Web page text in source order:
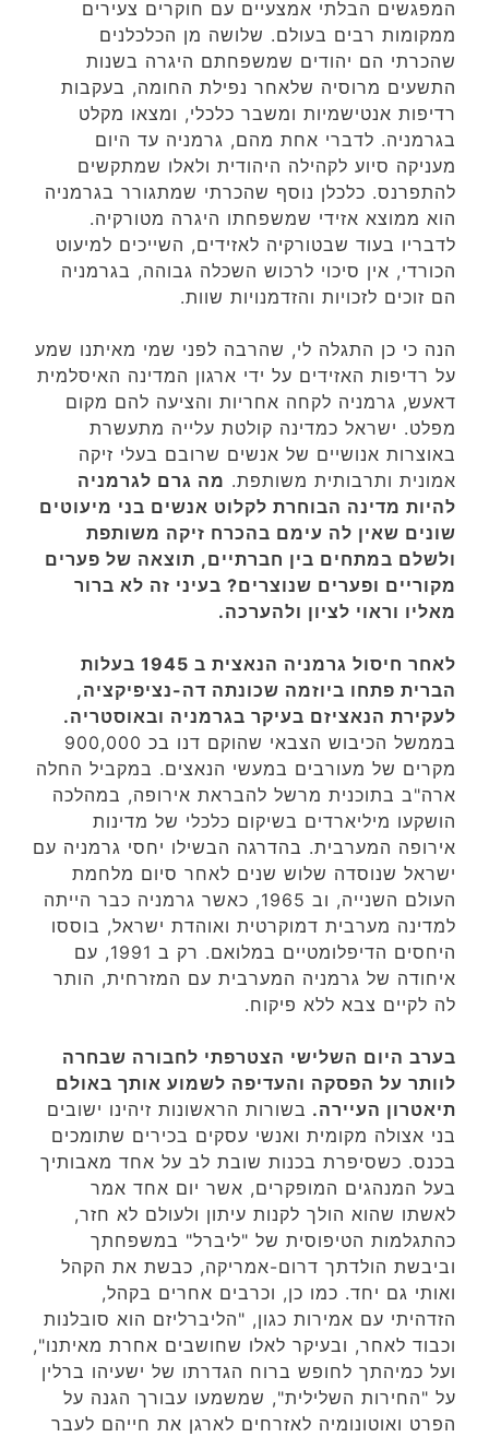
המפגשים הבלתי אמצעיים עם חוקרים צעירים
ממקומות רבים בעולם. שלושה מן הכלכלנים
שהכרתי הם יהודים שמשפחתם היגרה בשנות
התשעים מרוסיה שלאחר נפילת החומה, בעקבות
רדיפות אנטישמיות ומשבר כלכלי, ומצאו מקלט
בגרמניה. לדברי אחת מהם, גרמניה עד היום
מעניקה סיוע לקהילה היהודית ולאלו שמתקשים
להתפרנס. כלכלן נוסף שהכרתי שמתגורר בגרמניה
הוא ממוצא אזידי שמשפחתו היגרה מטורקיה.
לדבריו בעוד שבטורקיה לאזידים, השייכים למיעוט
הכורדי, אין סיכוי לרכוש השכלה גבוהה, בגרמניה
הם זוכים לזכויות והזדמנויות שוות.
הנה כי כן התגלה לי, שהרבה לפני שמי מאיתנו שמע
על רדיפות האזידים על ידי ארגון המדינה האיסלמית
דאעש, גרמניה לקחה אחריות והציעה להם מקום
מפלט. ישראל כמדינה קולטת עלייה מתעשרת
באוצרות אנושיים של אנשים שרובם בעלי זיקה
אמונית ותרבותית משותפת. מה גרם לגרמניה
להיות מדינה הבוחרת לקלוט אנשים בני מיעוטים
שונים שאין לה עימם בהכרח זיקה משותפת
ולשלם במתחים בין חברתיים, תוצאה של פערים
מקוריים ופערים שנוצרים? בעיני זה לא ברור
מאליו וראוי לציון ולהערכה.
לאחר חיסול גרמניה הנאצית ב 1945 בעלות
הברית פתחו ביוזמה שכונתה דה-נציפיקציה,
לעקירת הנאציזם בעיקר בגרמניה ובאוסטריה.
בממשל הכיבוש הצבאי שהוקם דנו בכ 900,000
מקרים של מעורבים במעשי הנאצים. במקביל החלה
ארה"ב בתוכנית מרשל להבראת אירופה, במהלכה
הושקעו מיליארדים בשיקום כלכלי של מדינות
אירופה המערבית. בהדרגה הבשילו יחסי גרמניה עם
ישראל שנוסדה שלוש שנים לאחר סיום מלחמת
העולם השנייה, וב 1965, כאשר גרמניה כבר הייתה
למדינה מערבית דמוקרטית ואוהדת ישראל, בוססו
היחסים הדיפלומטיים במלואם. רק ב 1991, עם
איחודה של גרמניה המערבית עם המזרחית, הותר
לה לקיים צבא ללא פיקוח.
בערב היום השלישי הצטרפתי לחבורה שבחרה
לוותר על הפסקה והעדיפה לשמוע אותך באולם
תיאטרון העיירה. בשורות הראשונות זיהינו ישובים
בני אצולה מקומית ואנשי עסקים בכירים שתומכים
בכנס. כשסיפרת בכנות שובת לב על אחד מאבותיך
בעל המנהגים המופקרים, אשר יום אחד אמר
לאשתו שהוא הולך לקנות עיתון ולעולם לא חזר,
כהתגלמות הטיפוסית של "ליברל" במשפחתך
וביבשת הולדתך דרום-אמריקה, כבשת את הקהל
ואותי גם יחד. כמו כן, וכרבים אחרים בקהל,
הזדהיתי עם אמירות כגון, "הליברליזם הוא סובלנות
וכבוד לאחר, ובעיקר לאלו שחושבים אחרת מאיתנו",
ועל כמיהתך לחופש ברוח הגדרתו של ישעיהו ברלין
על "החירות השלילית", שמשמעו עבורך הגנה על
הפרט ואוטונומיה לאזרחים לארגן את חייהם לעבר